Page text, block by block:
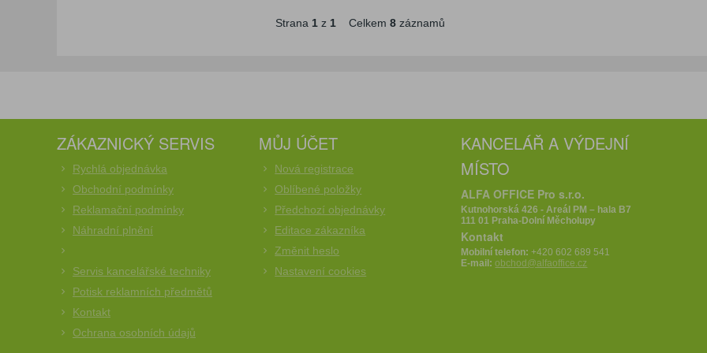
Strana 1z 1Celkem 8záznamů
ZÁKAZNICKÝ SERVIS
Rychlá objednávka
Obchodní podmínky
Reklamační podmínky
Náhradní plnění
Servis kancelářské techniky
Potisk reklamních předmětů
Kontakt
Ochrana osobních údajů
MŮJ ÚČET
Nová registrace
Oblíbené položky
Předchozí objednávky
Editace zákazníka
Změnit heslo
Nastavení cookies
KANCELÁŘ A VÝDEJNÍ
MÍSTO
ALFA OFFICE Pro s.r.o.
Kutnohorská 426 - Areál PM – hala B7
111 01 Praha-Dolní Měcholupy
Kontakt
Mobilní telefon:+420 602 689 541
E-mail:obchod@alfaoffice.cz